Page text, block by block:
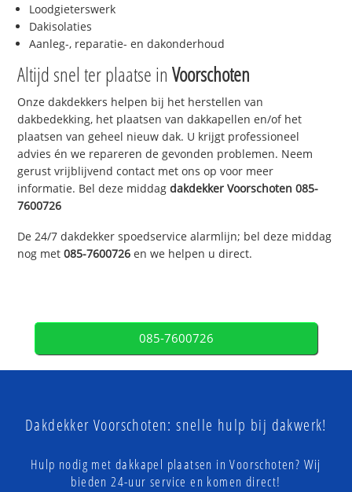
Loodgieterswerk
Dakisolaties
Aanleg-, reparatie- en dakonderhoud
Altijd snel ter plaatse inVoorschoten
Onze dakdekkers helpen bij het herstellen van
dakbedekking, het plaatsen van dakkapellen en/of het
plaatsen van geheel nieuw dak. U krijgt professioneel
advies én we repareren de gevonden problemen. Neem
gerust vrijblijvend contact met ons op voor meer
informatie. Bel deze middagdakdekkerVoorschoten 085-
7600726
De 24/7 dakdekker spoedservice alarmlijn; bel deze middag
nog met085-7600726 en we helpen u direct.
085-7600726
Dakdekker Voorschoten: snelle hulp bij dakwerk!
Hulp nodig met dakkapel plaatsen in Voorschoten? Wij
bieden 24-uur service en komen direct!